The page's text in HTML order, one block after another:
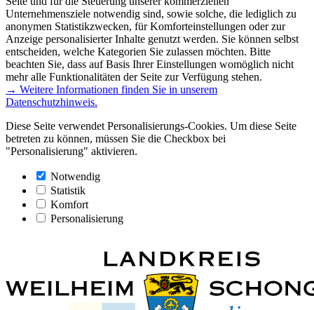
Unternehmensziele notwendig sind, sowie solche, die lediglich zu
anonymen Statistikzwecken, für Komforteinstellungen oder zur
Anzeige personalisierter Inhalte genutzt werden. Sie können selbst
entscheiden, welche Kategorien Sie zulassen möchten. Bitte
beachten Sie, dass auf Basis Ihrer Einstellungen womöglich nicht
mehr alle Funktionalitäten der Seite zur Verfügung stehen.
→ Weitere Informationen finden Sie in unserem
Datenschutzhinweis.
Diese Seite verwendet Personalisierungs-Cookies. Um diese Seite
betreten zu können, müssen Sie die Checkbox bei
"Personalisierung" aktivieren.
Notwendig
Statistik
Komfort
Personalisierung